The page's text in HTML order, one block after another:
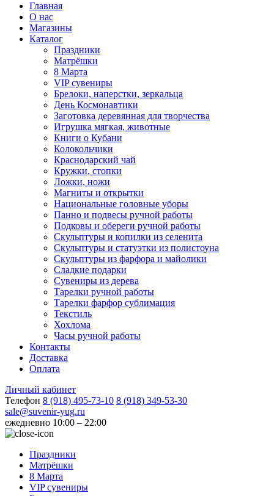
Главная
О нас
Магазины
Каталог
Праздники
Матрёшки
8 Марта
VIP сувениры
Брелоки, наперстки, зеркальца
День Космонавтики
Заготовка деревянная для творчества
Игрушка мягкая, животные
Книги о Кубани
Колокольчики
Краснодарский чай
Кружки, стопки
Ложки, ножи
Магниты и открытки
Национальные головные уборы
Панно и подвесы ручной работы
Подковы и обереги ручной работы
Скульптуры и копилки из селенита
Скульптуры и статуэтки из полистоуна
Скульптуры из фарфора и майолики
Сладкие подарки
Сувениры из дерева
Тарелки ручной работы
Тарелки фарфор сублимация
Текстиль
Хохлома
Часы ручной работы
Контакты
Доставка
Оплата
Личный кабинет
Телефон 8 (918) 495-73-10 8 (918) 349-53-30
sale@suvenir-yug.ru
ежедневно 10:00 – 22:00
Праздники
Матрёшки
8 Марта
VIP сувениры